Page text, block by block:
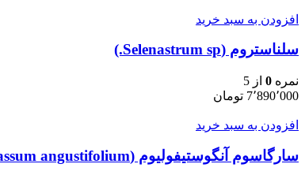
افزودن به سبد خرید
سلناستروم (Selenastrum sp.)
نمره 0 از 5
7٬890٬000 تومان
افزودن به سبد خرید
سارگاسوم آنگوستیفولیوم (Sargassum angustifolium)